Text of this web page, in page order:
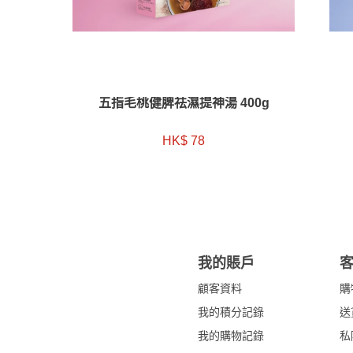
五指毛桃健脾祛濕提神湯 400g
HK$ 78
我的賬戶
顧客資料
我的積分記錄
我的購物記錄
購
送
私